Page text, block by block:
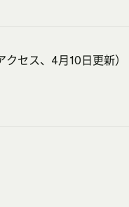
セス、4月10日更新）